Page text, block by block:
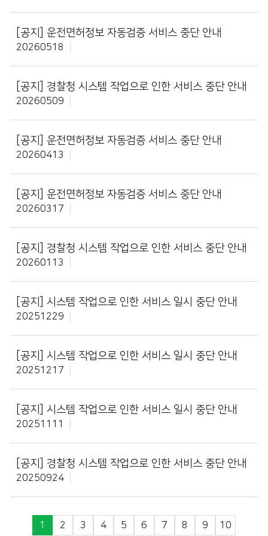
[공지] 운전면허정보 자동검증 서비스 중단 안내
20260518
[공지] 경찰청 시스템 작업으로 인한 서비스 중단 안내
20260509
[공지] 운전면허정보 자동검증 서비스 중단 안내
20260413
[공지] 운전면허정보 자동검증 서비스 중단 안내
20260317
[공지] 경찰청 시스템 작업으로 인한 서비스 중단 안내
20260113
[공지] 시스템 작업으로 인한 서비스 일시 중단 안내
20251229
[공지] 시스템 작업으로 인한 서비스 일시 중단 안내
20251217
[공지] 시스템 작업으로 인한 서비스 일시 중단 안내
20251111
[공지] 경찰청 시스템 작업으로 인한 서비스 중단 안내
20250924
1 2 3 4 5 6 7 8 9 10